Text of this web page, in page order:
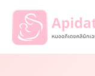
content